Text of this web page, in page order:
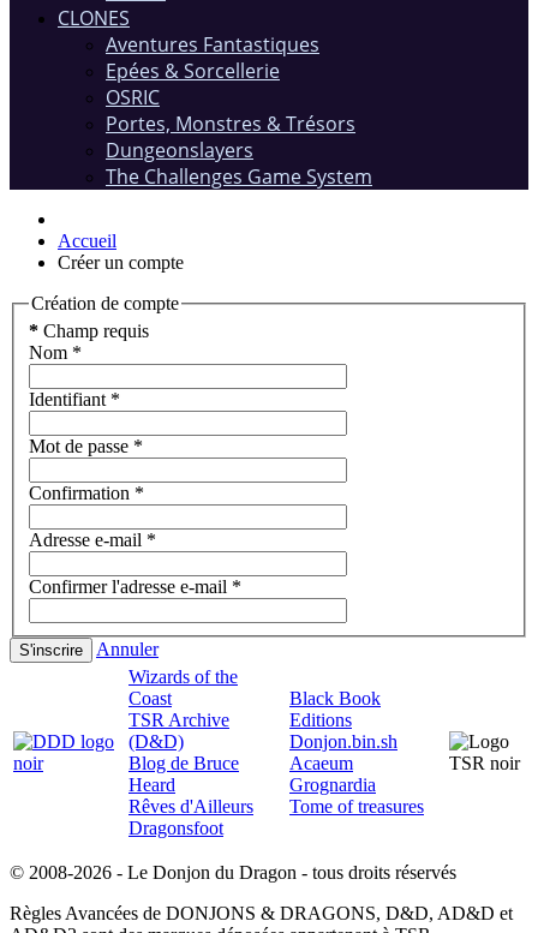
CLONES
Aventures Fantastiques
Epées & Sorcellerie
OSRIC
Portes, Monstres & Trésors
Dungeonslayers
The Challenges Game System
Accueil
Créer un compte
Création de compte
* Champ requis
Nom *
Identifiant*
Mot de passe *
Confirmation *
Adresse e-mail *
Confirmer l'adresse e-mail *
S'inscrire
Annuler
Wizards of the
Coast
TSR Archive
(D&D)
Blog de Bruce
Heard
Rêves d'Ailleurs
Dragonsfoot
Black Book
Editions
Donjon.bin.sh
Acaeum
Grognardia
Tome of treasures
© 2008-2026 - Le Donjon du Dragon - tous droits réservés
Règles Avancées de DONJONS & DRAGONS, D&D, AD&D et